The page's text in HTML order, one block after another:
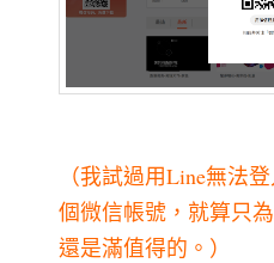
（我試過用Line無法
個微信帳號，就算只
還是滿值得的。）